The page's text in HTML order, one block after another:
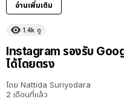
อ่านเพิ่มเติม
1.4k ดู
Instagram รองรับ
ได้โดยตรง
โดย Nattida Suriyodara
2 เดือนที่แล้ว